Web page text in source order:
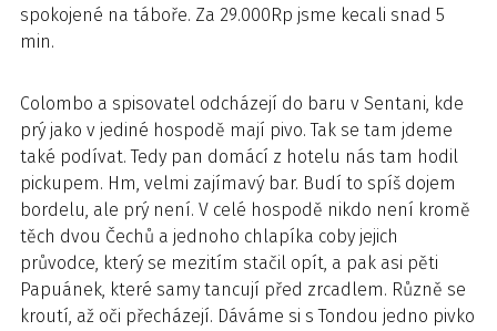
spokojené na táboře. Za 29.000Rp jsme kecali snad 5
min.
Colombo a spisovatel odcházejí do baru v Sentani, kde
prý jako v jediné hospodě mají pivo. Tak se tam jdeme
také podívat. Tedy pan domácí z hotelu nás tam hodil
pickupem. Hm, velmi zajímavý bar. Budí to spíš dojem
bordelu, ale prý není. V celé hospodě nikdo není kromě
těch dvou Čechů a jednoho chlapíka coby jejich
průvodce, který se mezitím stačil opít, a pak asi pěti
Papuánek, které samy tancují před zrcadlem. Různě se
kroutí, až oči přecházejí. Dáváme si s Tondou jedno pivko